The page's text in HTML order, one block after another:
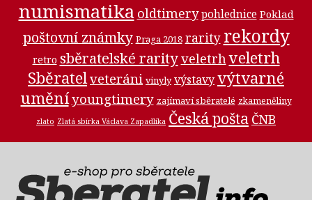
numismatika oldtimery pohlednice Poklad
poštovní známky Praga 2018 rarity rekordy
retro sběratelské rarityveletrhveletrh
Sběratelveteráni vinyly výstavyvýtvarné
uměníyoungtimery zajímaví sběratelé zkameněliny
zlato Zlatá sbírka Václava Zapadlíka Česká pošta ČNB